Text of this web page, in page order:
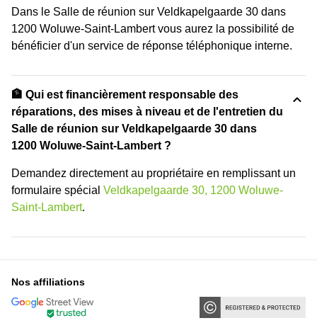
Dans le Salle de réunion sur Veldkapelgaarde 30 dans
1200 Woluwe-Saint-Lambert vous aurez la possibilité de
bénéficier d'un service de réponse téléphonique interne.
🏦 Qui est financièrement responsable des
réparations, des mises à niveau et de l'entretien du
Salle de réunion sur Veldkapelgaarde 30 dans
1200 Woluwe-Saint-Lambert ?
Demandez directement au propriétaire en remplissant un
formulaire spécial Veldkapelgaarde 30, 1200 Woluwe-
Saint-Lambert.
Nos affiliations